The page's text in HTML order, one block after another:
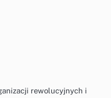
rewolucyjnych i